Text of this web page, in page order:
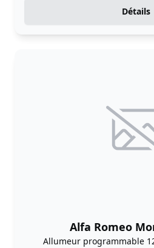
Détails
Alfa Romeo
Allumeur programmable